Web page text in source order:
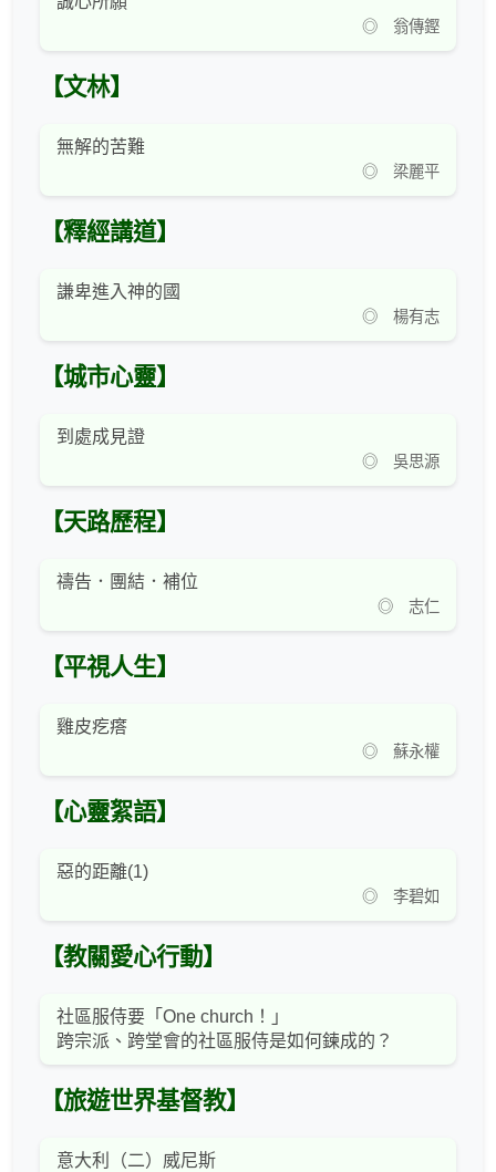
◎ 翁傳鏗
【文林】
無解的苦難
◎ 梁麗平
【釋經講道】
謙卑進入神的國
◎ 楊有志
【城市心靈】
到處成見證
◎ 吳思源
【天路歷程】
禱告．團結．補位
◎ 志仁
【平視人生】
雞皮疙瘩
◎ 蘇永權
【心靈絮語】
惡的距離(1)
◎ 李碧如
【教關愛心行動】
社區服侍要「One church！」
跨宗派、跨堂會的社區服侍是如何鍊成的？
【旅遊世界基督教】
意大利（二）威尼斯